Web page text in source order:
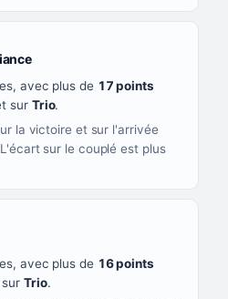
, couleur beige
avec plus de 17 points
sur Trio.
la victoire et sur l'arrivée
sur le couplé est plus
orange clair
avec plus de 16 points
Trio.